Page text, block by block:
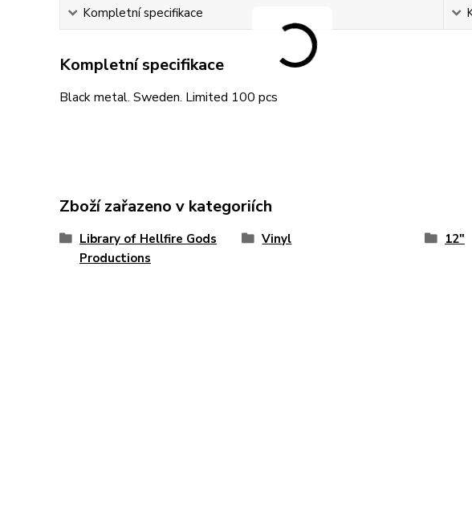
Kompletní specifikace
Kompletní specifikace
Black metal. Sweden. Limited 100 pcs
Zboží zařazeno v kategoriích
Library of Hellfire Gods
Productions
Vinyl 12"